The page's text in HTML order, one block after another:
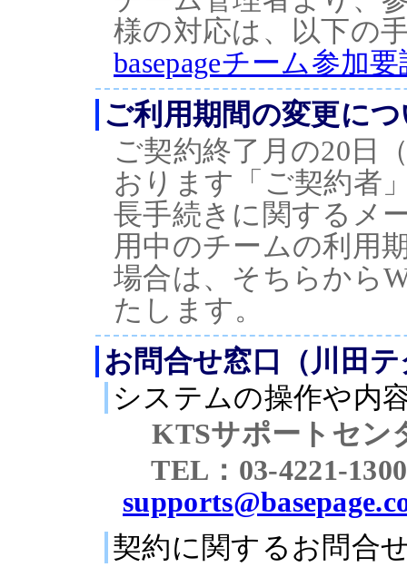
様の対応は、以下の
basepageチーム参加
ご利用期間の変更に
ご契約終了月の20日
おります「ご契約者
長手続きに関するメ
用中のチームの利用
場合は、そちらから
たします。
お問合せ窓口（川田
システムの操作や内
KTSサポートセン
TEL：03-4221-
契約に関するお問合